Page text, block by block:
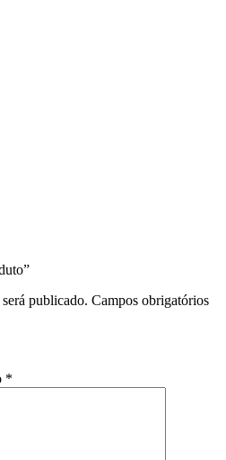
publicado. Campos obrigatórios
*